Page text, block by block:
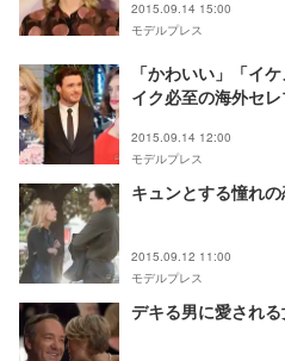
2015.09.14 15:00
モデルプレス
「かわいい」「イ
イク必至の海外セ
2015.09.14 12:00
モデルプレス
キュンとする憧れ
2015.09.12 11:00
モデルプレス
デキる男に愛され